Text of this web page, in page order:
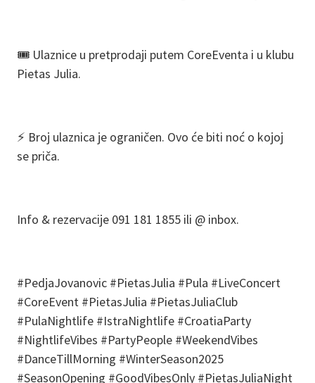
🎟️ Ulaznice u pretprodaji putem CoreEventa i u klubu
Pietas Julia.
⚡ Broj ulaznica je ograničen. Ovo će biti noć o kojoj
se priča.
Info & rezervacije 091 181 1855 ili @ inbox.
#PedjaJovanovic #PietasJulia #Pula #LiveConcert
#CoreEvent #PietasJulia #PietasJuliaClub
#PulaNightlife #IstraNightlife #CroatiaParty
#NightlifeVibes #PartyPeople #WeekendVibes
#DanceTillMorning #WinterSeason2025
#SeasonOpening #GoodVibesOnly #PietasJuliaNight